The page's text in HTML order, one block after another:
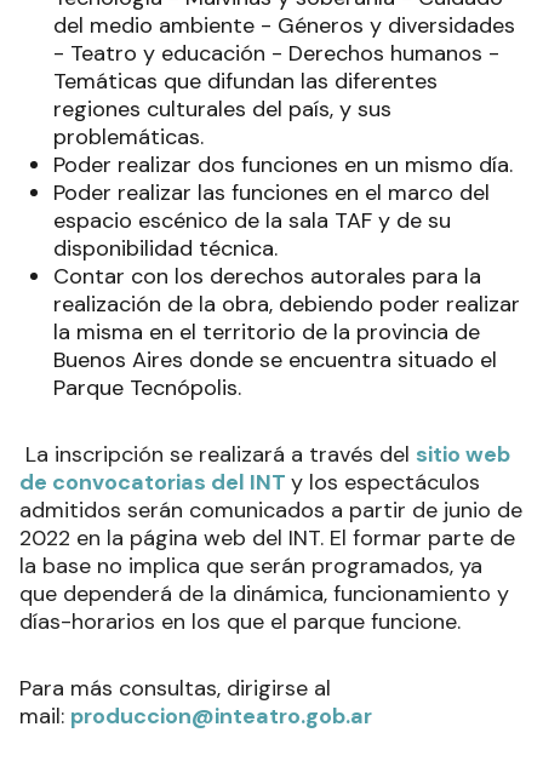
del medio ambiente - Géneros y diversidades
- Teatro y educación - Derechos humanos -
Temáticas que difundan las diferentes
regiones culturales del país, y sus
problemáticas.
Poder realizar dos funciones en un mismo día.
Poder realizar las funciones en el marco del
espacio escénico de la sala TAF y de su
disponibilidad técnica.
Contar con los derechos autorales para la
realización de la obra, debiendo poder realizar
la misma en el territorio de la provincia de
Buenos Aires donde se encuentra situado el
Parque Tecnópolis.
La inscripción se realizará a través del sitio web
de convocatorias del INT y los espectáculos
admitidos serán comunicados a partir de junio de
2022 en la página web del INT. El formar parte de
la base no implica que serán programados, ya
que dependerá de la dinámica, funcionamiento y
días-horarios en los que el parque funcione.
Para más consultas, dirigirse al
mail: produccion@inteatro.gob.ar